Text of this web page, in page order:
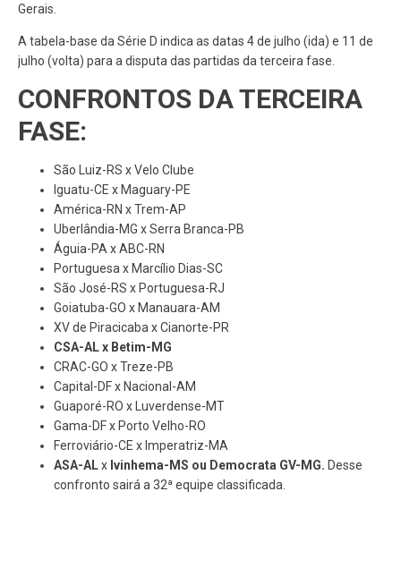
Gerais.
A tabela-base da Série D indica as datas 4 de julho (ida) e 11 de
julho (volta) para a disputa das partidas da terceira fase.
CONFRONTOS DA TERCEIRA
FASE:
São Luiz-RS x Velo Clube
Iguatu-CE x Maguary-PE
América-RN x Trem-AP
Uberlândia-MG x Serra Branca-PB
Águia-PA x ABC-RN
Portuguesa x Marcílio Dias-SC
São José-RS x Portuguesa-RJ
Goiatuba-GO x Manauara-AM
XV de Piracicaba x Cianorte-PR
CSA-AL x Betim-MG
CRAC-GO x Treze-PB
Capital-DF x Nacional-AM
Guaporé-RO x Luverdense-MT
Gama-DF x Porto Velho-RO
Ferroviário-CE x Imperatriz-MA
ASA-ALx Ivinhema-MS ou Democrata GV-MG. Desse
confronto sairá a 32ª equipe classificada.